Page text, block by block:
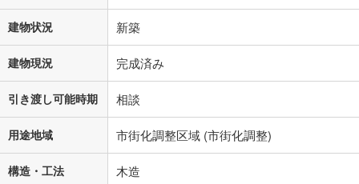
建物状況 新築
建物現況 完成済み
引き渡し可能時期 相談
用途地域 市街化調整区域 (市街化調整)
構造・工法 木造